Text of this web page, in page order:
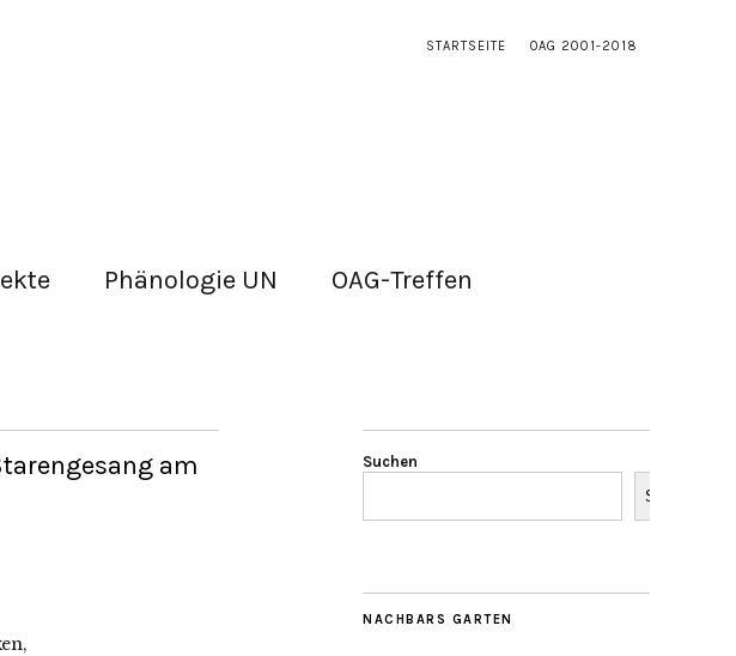
STARTSEITE OAG 2001-2018
Phänologie UN OAG-Treffen
am
Suchen
Suchen
NACHBARS GARTEN